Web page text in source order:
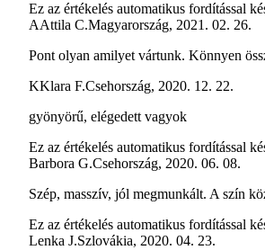
Ez az értékelés automatikus fordítással
AAttila C.Magyarország, 2021. 02. 26.
Pont olyan amilyet vártunk. Könnyen
KKlara F.Csehország, 2020. 12. 22.
gyönyörű, elégedett vagyok
Ez az értékelés automatikus fordítással
Barbora G.Csehország, 2020. 06. 08.
Szép, masszív, jól megmunkált. A szín
Ez az értékelés automatikus fordítással
Lenka J.Szlovákia, 2020. 04. 23.